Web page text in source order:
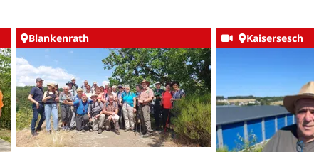
Blankenrath Kaisersesch